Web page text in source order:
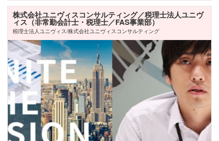
株式会社ユニヴィスコンサルティング／税理士法人ユニヴ
ィス（非常勤会計士・税理士／FAS事業部）
税理士法人ユニヴィス/株式会社ユニヴィスコンサルティング